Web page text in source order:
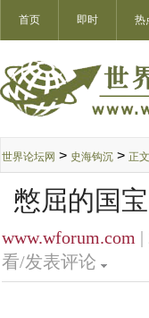
首页 即时 热
世界论坛网 > 史海钩沉 > 正文
憋屈的国
www.wforum.com |
看/发表评论